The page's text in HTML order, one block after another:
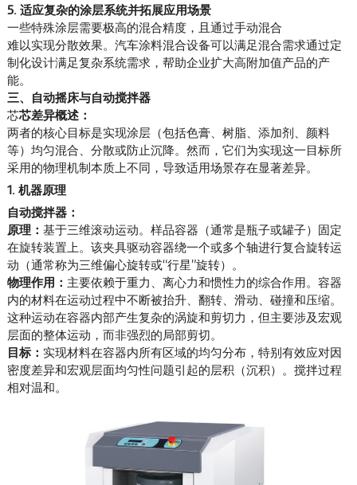
5. 适应复杂的涂层系统并拓展应用场景
一些特殊涂层需要极高的混合精度，且通过手动混合
难以实现分散效果。汽车涂料混合设备可以满足混合需求通过定
制化设计满足复杂系统需求，帮助企业扩大高附加值产品的产
能。
三、
自动摇床与自动搅拌器
芯芯差异概述：
两者的核心目标是实现涂层（包括色膏、树脂、添加剂、颜料
等）均匀混合、分散或防止沉降。然而，它们为实现这一目标所
采用的物理机制本质上不同，导致适用场景存在显著差异。
1. 机器原理
自动搅拌器：
原理： 基于三维滚动运动。样品容器（通常是瓶子或罐子）固定
在旋转装置上。该夹具驱动容器绕一个或多个轴进行复合旋转运
动（通常称为三维偏心旋转或“行星”旋转）。
物理作用： 主要依赖于重力、离心力和惯性力的综合作用。容器
内的材料在运动过程中不断被抬升、翻转、滑动、碰撞和压缩。
这种运动在容器内部产生复杂的涡旋和剪切力，但主要涉及宏观
层面的整体运动，而非强烈的局部剪切。
目标： 实现材料在容器内所有区域的均匀分布，特别有效应对因
密度差异和宏观层面均匀性问题引起的层积（沉积）。搅拌过程
相对温和。